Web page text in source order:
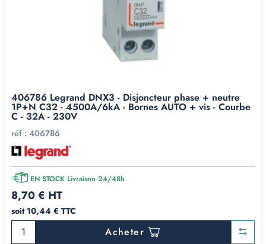
406786 Legrand DNX3 - Disjoncteur phase + neutre
1P+N C32 - 4500A/6kA - Bornes AUTO + vis - Courbe
C - 32A - 230V
réf : 406786
EN STOCK Livraison 24/48h
8,70 € HT
soit 10,44 € TTC
Acheter